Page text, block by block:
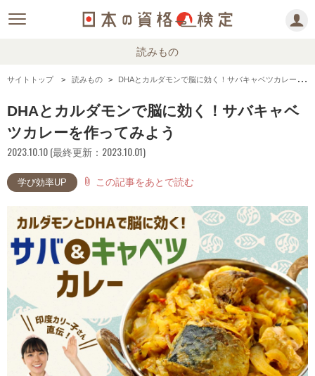
読みもの
サイトトップ 読みもの DHAとカルダモンで脳に効く！サバキャベツカレーを作ってみよう
DHAとカルダモンで脳に効く！サバキャベ
ツカレーを作ってみよう
2023.10.10 (最終更新：2023.10.01)
学び効率UP attach_file この記事をあとで読む